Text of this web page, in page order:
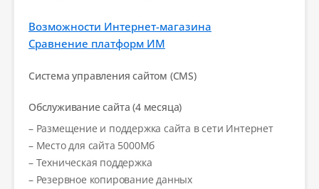
Возможности Интернет-магазина
Сравнение платформ ИМ
Система управления сайтом (CMS)
Обслуживание сайта (4 месяца)
– Размещение и поддержка сайта в сети Интернет
– Место для сайта 5000Мб
– Техническая поддержка
– Резервное копирование данных